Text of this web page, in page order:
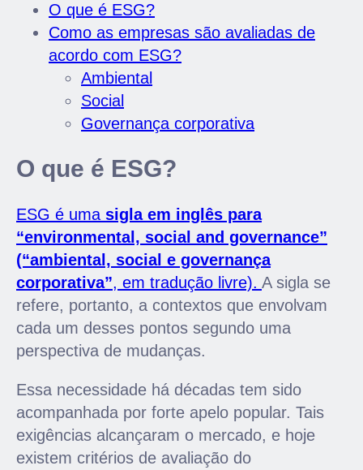
O que é ESG?
Como as empresas são avaliadas de
acordo com ESG?
Ambiental
Social
Governança corporativa
O que é ESG?
ESG é uma sigla em inglês para
“environmental, social and governance”
(“ambiental, social e governança
corporativa”, em tradução livre). A sigla se
refere, portanto, a contextos que envolvam
cada um desses pontos segundo uma
perspectiva de mudanças.
Essa necessidade há décadas tem sido
acompanhada por forte apelo popular. Tais
exigências alcançaram o mercado, e hoje
existem critérios de avaliação do